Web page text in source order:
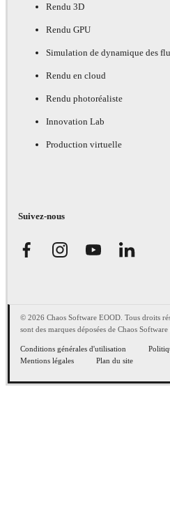
Rendu 3D
Rendu GPU
Simulation de dynamique des
Rendu en cloud
Rendu photoréaliste
Innovation Lab
Production virtuelle
Suivez-nous
© 2026 Chaos Software EOOD. Tous droits
sont des marques déposées de Chaos
Conditions générales d'utilisation
Mentions légales
Plan du site